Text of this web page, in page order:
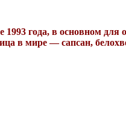
года, в основном для
в мире — сапсан,